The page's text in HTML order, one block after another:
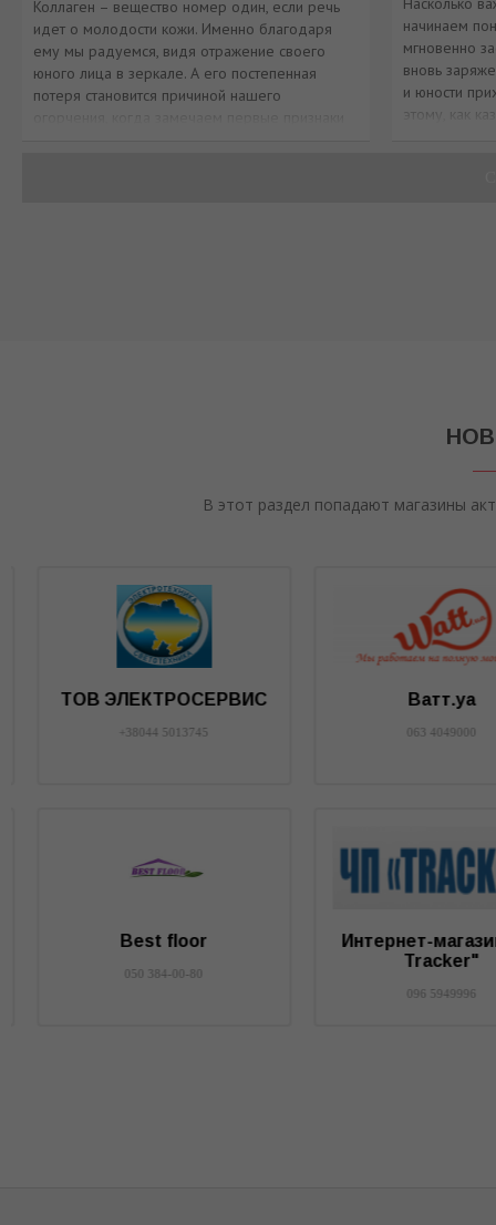
Коллаген – вещество номер один, если речь
идет о молодости кожи. Именно благодаря
ему мы радуемся, видя отражение своего
юного лица в зеркале. А его постепенная
потеря становится причиной нашего
начинаем
мгновенно
вновь
и юности
этому, как
В этот раздел попадают магазины
Будмаг
050 6404313
Мир-Полимера
8096 0607980
Электрокабель
067 4301117
Компания